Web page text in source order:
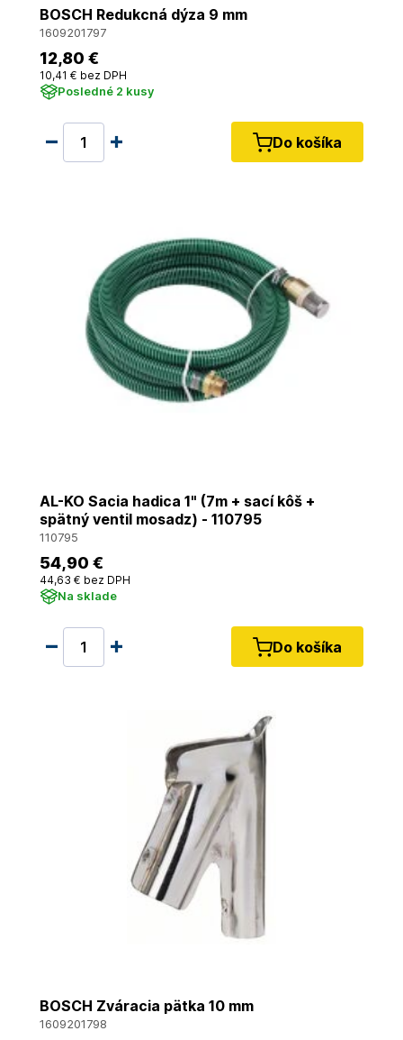
BOSCH Redukcná dýza 9 mm
1609201797
12,80 €
10,41 € bez DPH
Posledné 2 kusy
Do košíka
AL-KO Sacia hadica 1" (7m + sací kôš +
spätný ventil mosadz) - 110795
110795
54,90 €
44,63 € bez DPH
Na sklade
Do košíka
BOSCH Zváracia pätka 10 mm
1609201798